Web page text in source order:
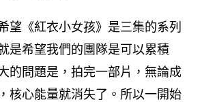
望《紅衣小女孩》是三集的系列
是希望我們的團隊是可以累積
的問題是，拍完一部片，無論成
核心能量就消失了。所以一開始